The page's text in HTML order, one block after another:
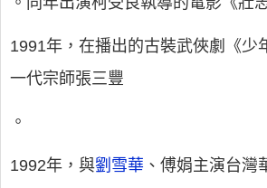
1991年，在播出的古裝武俠劇《少
一代宗師張三豐
。
1992年，與劉雪華 、傅娟主演台灣